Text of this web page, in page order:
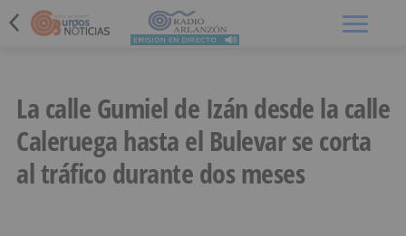
La calle Gumiel de Izán desde la calle
Caleruega hasta el Bulevar se corta
al tráfico durante dos meses